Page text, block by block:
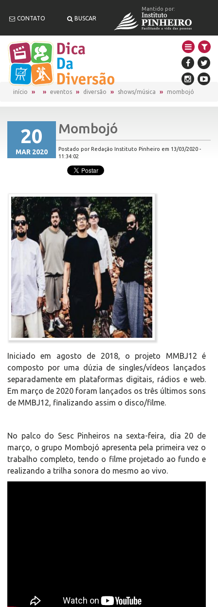
CONTATO BUSCAR
Mantido por:
início eventos diversão shows/música mombojó
20
MAR 2020
Mombojó
Postado por Redação Instituto Pinheiro em 13/03/2020 -
11:34:02
Iniciado em agosto de 2018, o projeto MMBJ12 é
composto por uma dúzia de singles/vídeos lançados
separadamente em plataformas digitais, rádios e web.
Em março de 2020 foram lançados os três últimos sons
de MMBJ12, finalizando assim o disco/filme.
No palco do Sesc Pinheiros na sexta-feira, dia 20 de
março, o grupo Mombojó apresenta pela primeira vez o
trabalho completo, tendo o filme projetado ao fundo e
realizando a trilha sonora do mesmo ao vivo.